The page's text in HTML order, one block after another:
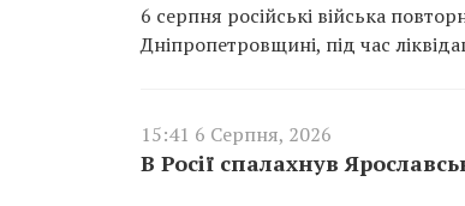
6 серпня російські війська
Дніпропетровщині, під час
15:41 6 Серпня, 2026
В Росії спалахнув